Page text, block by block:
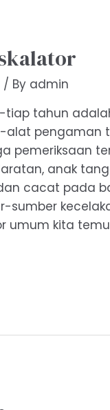
/ By admin
tiap tahun
pengaman
pemeriksaan
anak
cacat pada
sumber
umum kita